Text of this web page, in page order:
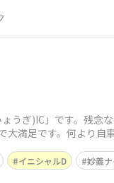
うぎ)IC」です。残念
満足です。何より
イニシャルD 妙義